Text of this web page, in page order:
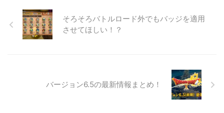
そろそろバトルロード外でもバッジを適用
させてほしい！？
バージョン6.5の最新情報まとめ！